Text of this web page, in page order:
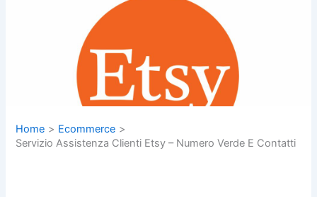
Home
Ecommerce
Servizio Assistenza Clienti Etsy – Numero Verde E Contatti